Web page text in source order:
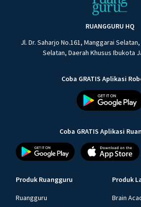
RUANGGURU HQ
Jl. Dr. Saharjo No.161, Manggarai
Selatan, Daerah Khusus Ibukota
Coba GRATIS Aplikasi
Coba GRATIS Aplikasi
Produk Ruangguru
Ruangguru
Produk
Brain